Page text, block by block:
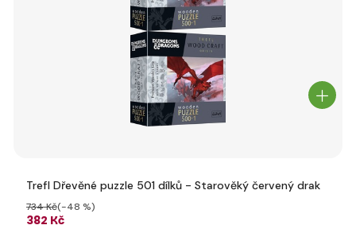
Trefl Dřevěné puzzle 501 dílků - Starověký červený drak
382 Kč
734 Kč(-48 %)